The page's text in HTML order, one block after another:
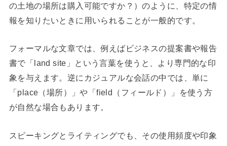
の土地の場所は購入可能ですか？）のように、特定の情
報を知りたいときに用いられることが一般的です。
フォーマルな文章では、例えばビジネスの提案書や報告
書で「land site」という言葉を使うと、より専門的な印
象を与えます。逆にカジュアルな会話の中では、単に
「place（場所）」や「field（フィールド）」を使う方
が自然な場合もあります。
スピーキングとライティングでも、その使用頻度や印象